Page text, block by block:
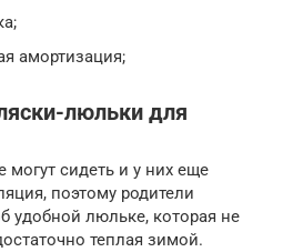
амортизация;
люльки для
сидеть и у них еще
поэтому родители
удобной люльке, которая не
теплая зимой.